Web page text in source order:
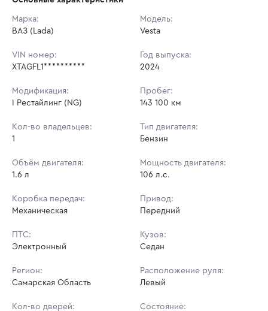
Шаг торгов: 8 410 ₽
Кол-во ставок:
Ставок не найдено
в аукционах
Марка:
ВАЗ (Lada)
Модель:
Vesta
VIN номер:
XTAGFL1**********
Год выпуска:
2024
Модификация:
I Рестайлинг (NG)
Пробег:
143 100 км
Кол-во владельцев:
1
Тип двигателя:
Бензин
Объём двигателя:
1.6 л
Мощность двигателя:
106 л.с.
Коробка передач:
Механическая
Привод:
Передний
ПТС:
Электронный
Кузов:
Седан
Регион:
Самарская Область
Расположение руля:
Левый
Кол-во дверей:
Состояние: